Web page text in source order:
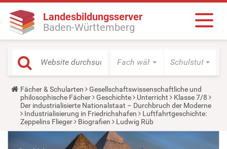
Landesbildungsserver
Baden-Württemberg
Fach wählen Schulstufe
Y
o
u
a
r
e
Fächer & Schularten
Gesellschaftswissenschaftliche und
philosophische Fächer
Geschichte Unterricht
Klasse 7/8
Der industrialisierte Nationalstaat – Durchbruch der Moderne
Industrialisierung in Friedrichshafen
Luftfahrtgeschichte:
Zeppelins Flieger
Biografien Ludwig Rüb